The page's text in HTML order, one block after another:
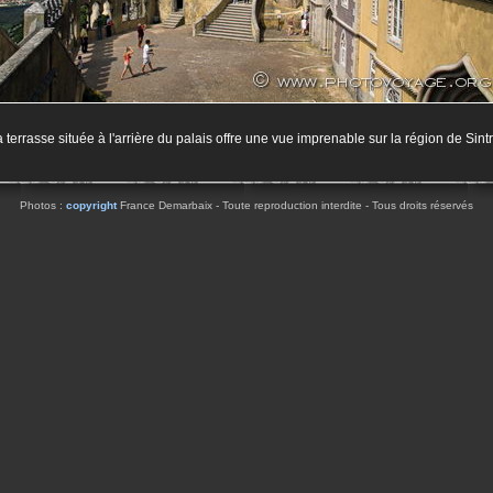
terrasse située à l'arrière du palais offre une vue imprenable sur la région de
Photos : copyrightFrance Demarbaix - Toute reproduction interdite - Tous droits réservés